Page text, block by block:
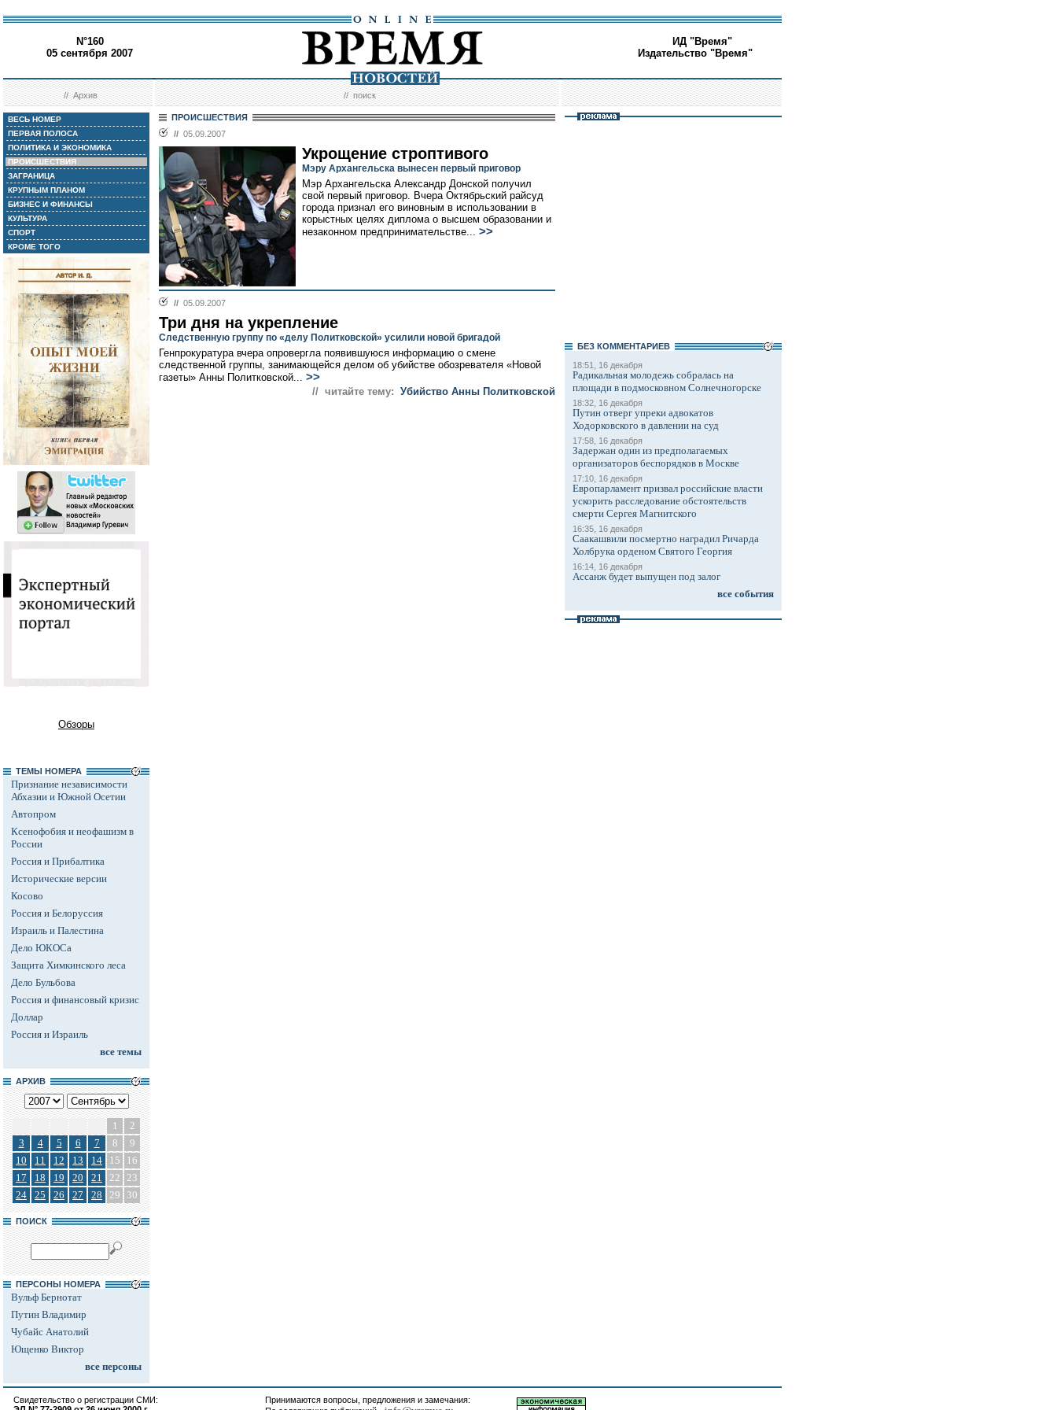
N°160
05 сентября 2007
ИД "Время"
Издательство "Время"
//Архив //поиск
ВЕСЬ НОМЕР
ПЕРВАЯ ПОЛОСА
ПОЛИТИКА И ЭКОНОМИКА
ПРОИСШЕСТВИЯ
ЗАГРАНИЦА
КРУПНЫМ ПЛАНОМ
БИЗНЕС И ФИНАНСЫ
КУЛЬТУРА
СПОРТ
КРОМЕ ТОГО
Обзоры
ТЕМЫ НОМЕРА
Признание независимости
Абхазии и Южной Осетии
Автопром
Ксенофобия и неофашизм в
России
Россия и Прибалтика
Исторические версии
Косово
Россия и Белоруссия
Израиль и Палестина
Дело ЮКОСа
Защита Химкинского леса
Дело Бульбова
Россия и финансовый кризис
Доллар
Россия и Израиль
все темы
АРХИВ
1
2
3
4 5 6 7 8
9
10
11 12 13 14 15
16
17
18 19 20 21 22 23
24
25 26 27 28 29 30
ПОИСК
ПЕРСОНЫ НОМЕРА
Вульф Бернотат
Путин Владимир
Чубайс Анатолий
Ющенко Виктор
все персоны
ПРОИСШЕСТВИЯ
// 05.09.2007
Укрощение строптивого
Мэру Архангельска вынесен первый приговор
Мэр Архангельска Александр Донской получил
свой первый приговор. Вчера Октябрьский райсуд
города признал его виновным в использовании в
корыстных целях диплома о высшем образовании и
незаконном предпринимательстве... >>
// 05.09.2007
Три дня на укрепление
Следственную группу по «делу Политковской» усилили новой бригадой
Генпрокуратура вчера опровергла появившуюся информацию о смене
следственной группы, занимающейся делом об убийстве обозревателя «Новой
газеты» Анны Политковской... >>
// читайте тему: Убийство Анны Политковской
БЕЗ КОМMЕНТАРИЕВ
18:51, 16 декабря
Радикальная молодежь собралась на
площади в подмосковном Солнечногорске
18:32, 16 декабря
Путин отверг упреки адвокатов
Ходорковского в давлении на суд
17:58, 16 декабря
Задержан один из предполагаемых
организаторов беспорядков в Москве
17:10, 16 декабря
Европарламент призвал российские власти
ускорить расследование обстоятельств
смерти Сергея Магнитского
16:35, 16 декабря
Саакашвили посмертно наградил Ричарда
Холбрука орденом Святого Георгия
16:14, 16 декабря
Ассанж будет выпущен под залог
все события
Свидетельство о регистрации СМИ:
Принимаются вопросы, предложения и замечания: